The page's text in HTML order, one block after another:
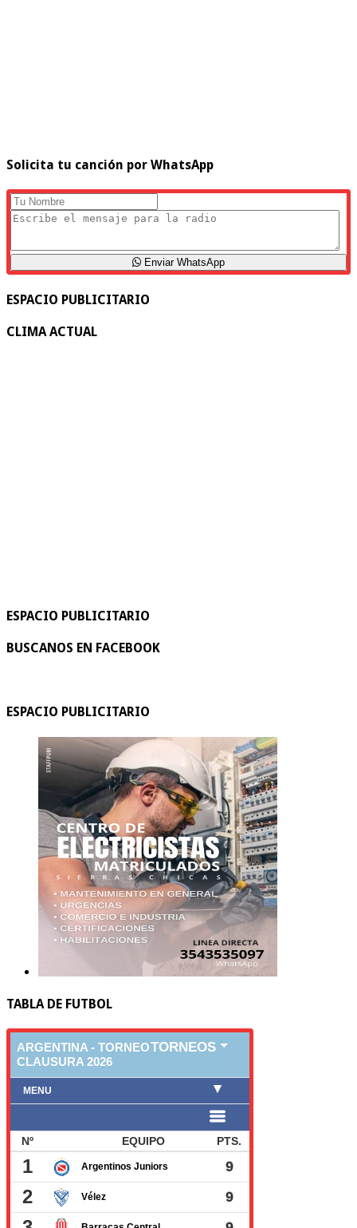
Solicita tu canción por WhatsApp
Enviar WhatsApp
ESPACIO PUBLICITARIO
CLIMA ACTUAL
ESPACIO PUBLICITARIO
BUSCANOS EN FACEBOOK
ESPACIO PUBLICITARIO
TABLA DE FUTBOL